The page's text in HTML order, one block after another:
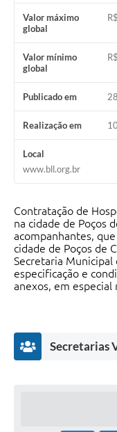
Valor máximo
global
Valor mínimo
global
Publicado em
Realização em
Local
www.bll.org.br
Contratação de
na cidade de Poços
acompanhantes,
cidade de Poços de
Secretaria Municipal
especificação e
anexos, em especial
Secretarias